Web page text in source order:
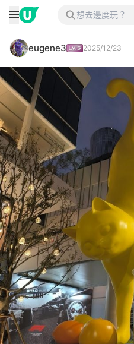
eugene3 2025/12/23